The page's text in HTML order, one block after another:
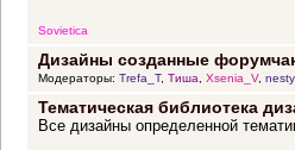
Sovietica
Дизайны созданные
Модераторы: Trefa_T, Тиша, Xsenia_V,
Тематическая библиотека
Все дизайны определенной